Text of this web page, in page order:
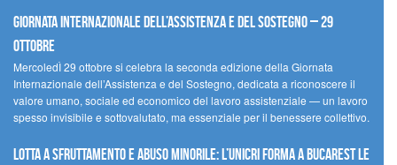
Giornata internazionale dell’assistenza e del sostegno – 29
ottobre
MercoledÌ 29 ottobre si celebra la seconda edizione della Giornata
Internazionale dell’Assistenza e del Sostegno, dedicata a riconoscere il
valore umano, sociale ed economico del lavoro assistenziale — un lavoro
spesso invisibile e sottovalutato, ma essenziale per il benessere collettivo.
Lotta a sfruttamento e abuso minorile: l’UNICRI forma a Bucarest le